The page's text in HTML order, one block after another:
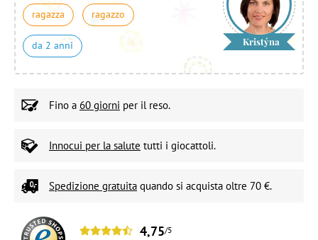
ragazza ragazzo
da 2 anni Kristýna
Fino a 60 giorni per il reso.
Innocui per la salute tutti i giocattoli.
Spedizione gratuita quando si acquista oltre 70 €.
4,75/5